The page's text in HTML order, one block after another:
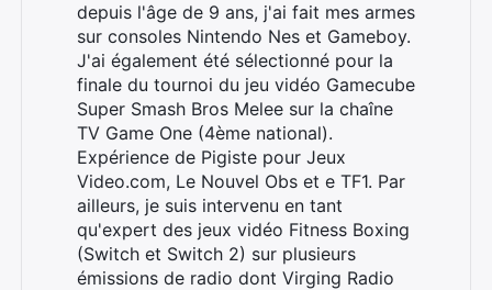
depuis l'âge de 9 ans, j'ai fait mes armes
sur consoles Nintendo Nes et Gameboy.
J'ai également été sélectionné pour la
finale du tournoi du jeu vidéo Gamecube
Super Smash Bros Melee sur la chaîne
TV Game One (4ème national).
Expérience de Pigiste pour Jeux
Video.com, Le Nouvel Obs et e TF1. Par
ailleurs, je suis intervenu en tant
qu'expert des jeux vidéo Fitness Boxing
(Switch et Switch 2) sur plusieurs
émissions de radio dont Virging Radio